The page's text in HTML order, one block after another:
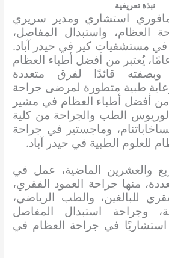
نبذة تعريفية
مافوري استشاري ومدير سريري
واستبدال المفاصل،
في مستشفيات كير في حيدر آباد.
تزيد عن 24 عامًا، يُعتبر من أفضل أطباء العظام
قائدًا لفرق متعددة
طبية متطورة لمرضى جراحة
من أفضل أطباء العظام في مشير
الطب والجراحة من كلية
وماجستير في جراحة
للعلوم الطبية في حيدر آباد.
والعشرين الماضية، عمل في
منها جراحة العمود الفقري،
للبالغين، والطب الرياضي،
وجراحة استبدال المفاصل
استشاريًا في جراحة العظام في